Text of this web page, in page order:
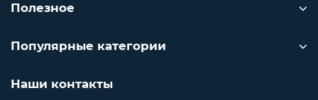
Полезное
Популярные категории
Наши контакты